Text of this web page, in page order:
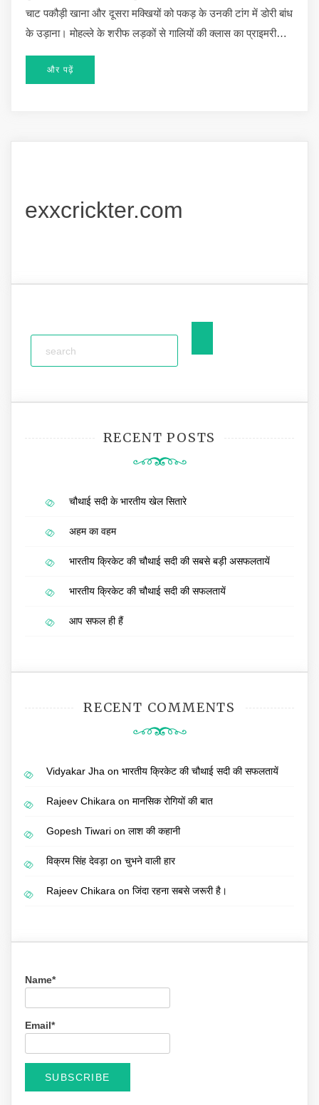
चाट पकौड़ी खाना और दूसरा मक्खियों को पकड़ के उनकी टांग में डोरी बांध
के उड़ाना। मोहल्ले के शरीफ लड़कों से गालियों की क्लास का प्राइमरी…
और पढ़ें
exxcrickter.com
RECENT POSTS
चौथाई सदी के भारतीय खेल सितारे
अहम का वहम
भारतीय क्रिकेट की चौथाई सदी की सबसे बड़ी असफलतायें
भारतीय क्रिकेट की चौथाई सदी की सफलतायें
आप सफल ही हैं
RECENT COMMENTS
Vidyakar Jha on भारतीय क्रिकेट की चौथाई सदी की सफलतायें
Rajeev Chikara on मानसिक रोगियों की बात
Gopesh Tiwari on लाश की कहानी
विक्रम सिंह देवड़ाon चुभने वाली हार
Rajeev Chikara on जिंदा रहना सबसे जरूरी है।
Name*
Email*